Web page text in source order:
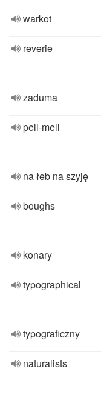
warkot
reverie
zaduma
pell-mell
na łeb na szyję
boughs
konary
typographical
typograficzny
naturalists